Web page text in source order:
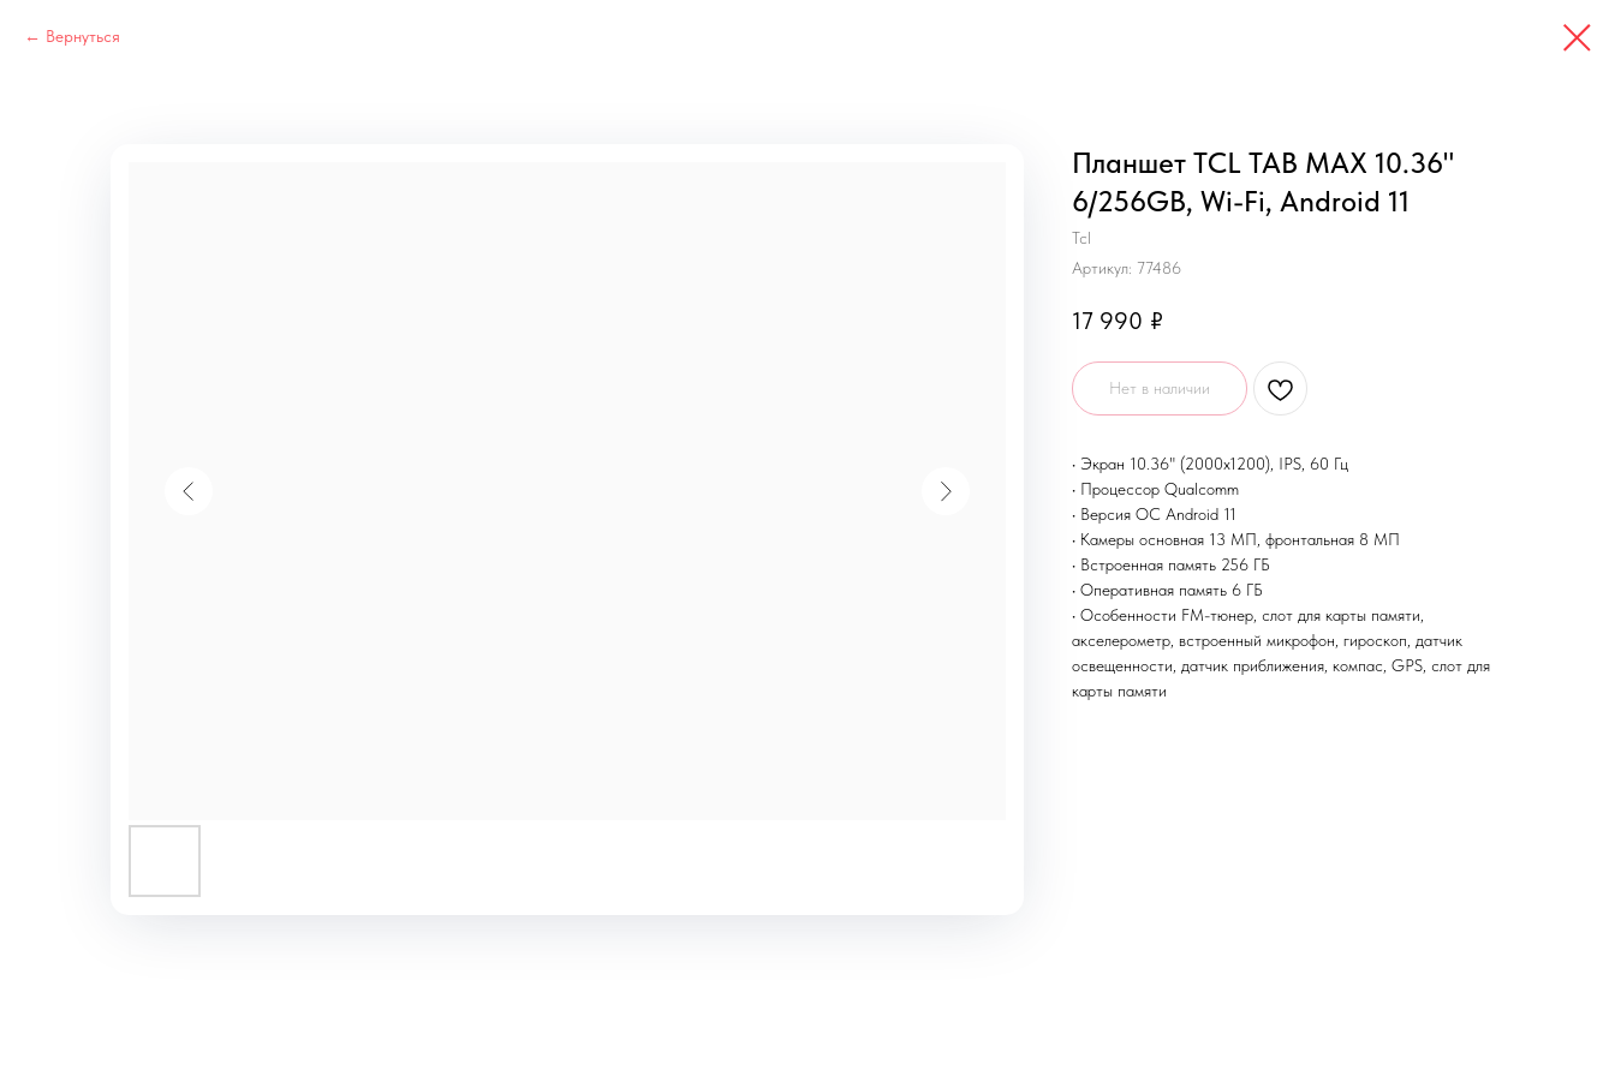
Вернуться
Планшет TCL TAB MAX 10.36"
6/256GB, Wi-Fi, Android 11
Tcl
Артикул: 77486
17 990 ₽
Нет в наличии
• Экран 10.36" (2000x1200), IPS, 60 Гц
• Процессор Qualcomm
• Версия ОС Android 11
• Камеры основная 13 МП, фронтальная 8 МП
• Встроенная память 256 ГБ
• Оперативная память 6 ГБ
• Особенности FM-тюнер, cлот для карты памяти,
акселерометр, встроенный микрофон, гироскоп, датчик
освещенности, датчик приближения, компас, GPS, слот для
карты памяти